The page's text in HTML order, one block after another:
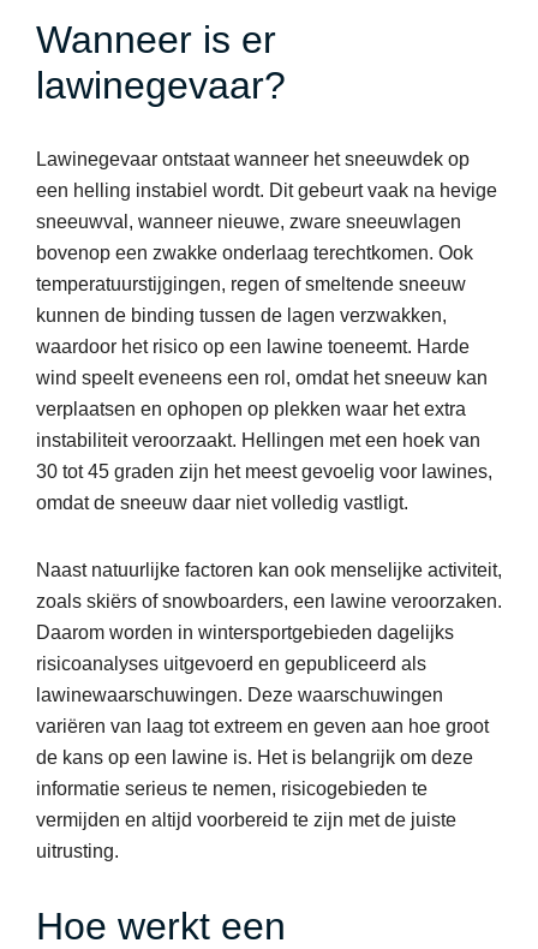
Wanneer is er
lawinegevaar?
Lawinegevaar ontstaat wanneer het sneeuwdek op
een helling instabiel wordt. Dit gebeurt vaak na hevige
sneeuwval, wanneer nieuwe, zware sneeuwlagen
bovenop een zwakke onderlaag terechtkomen. Ook
temperatuurstijgingen, regen of smeltende sneeuw
kunnen de binding tussen de lagen verzwakken,
waardoor het risico op een lawine toeneemt. Harde
wind speelt eveneens een rol, omdat het sneeuw kan
verplaatsen en ophopen op plekken waar het extra
instabiliteit veroorzaakt. Hellingen met een hoek van
30 tot 45 graden zijn het meest gevoelig voor lawines,
omdat de sneeuw daar niet volledig vastligt.
Naast natuurlijke factoren kan ook menselijke activiteit,
zoals skiërs of snowboarders, een lawine veroorzaken.
Daarom worden in wintersportgebieden dagelijks
risicoanalyses uitgevoerd en gepubliceerd als
lawinewaarschuwingen. Deze waarschuwingen
variëren van laag tot extreem en geven aan hoe groot
de kans op een lawine is. Het is belangrijk om deze
informatie serieus te nemen, risicogebieden te
vermijden en altijd voorbereid te zijn met de juiste
uitrusting.
Hoe werkt een